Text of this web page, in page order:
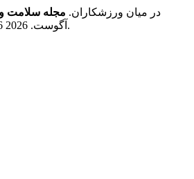
محمدی جلال; غرایاق زندی حسن ‏; ملازاده مهدی. ارزیابی روانشناختی استرس ناشی از قرنطینه در هنگام شیوع ویروس کرونا (‏COVID-19‎‏) در ‏میان ‏ورزشکاران. مجله سلامت
, v. 2, n. 1, p. 7–16, 2021. DOI: 10.22037/soren.v2i1.34691. Disponível em: https://journals.sbmu.ac.ir/index.php/soren/article/view/34691. Acesso em: 6 آگوست. 2026.